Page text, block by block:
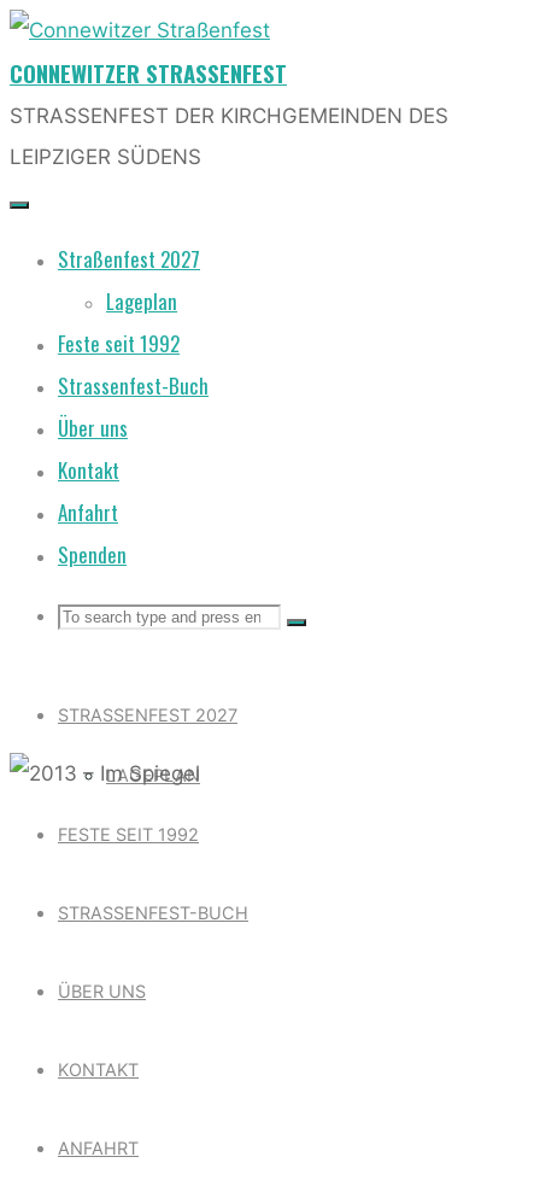
Skip
to
content
CONNEWITZER STRASSENFEST
STRASSENFEST DER KIRCHGEMEINDEN DES L
EIPZIGER SÜDENS
Straßenfest 2027
Lageplan
Feste seit 1992
Strassenfest-Buch
Über uns
Kontakt
Anfahrt
Spenden
Search
Search
Search
STRASSENFEST 2027
LAGEPLAN
FESTE SEIT 1992
STRASSENFEST-BUCH
ÜBER UNS
KONTAKT
ANFAHRT